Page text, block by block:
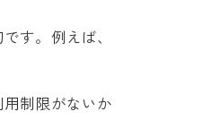
す。例えば、
制限がないか